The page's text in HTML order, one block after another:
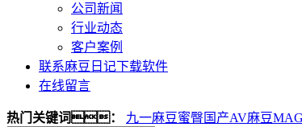
公司新闻
行业动态
客户案例
联系麻豆日记下载软件
在线留言
热门关键词： 九一麻豆蜜臀国产AV麻豆